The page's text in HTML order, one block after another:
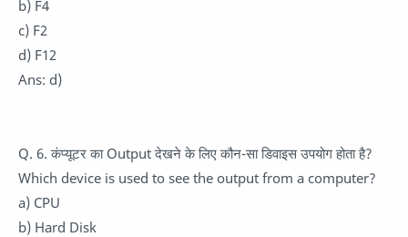
b) F4
c) F2
d) F12
Ans: d)
Q. 6. कंप्यूटर का Output देखने के लिए कौन-सा डिवाइस उपयोग होता है?
Which device is used to see the output from a computer?
a) CPU
b) Hard Disk